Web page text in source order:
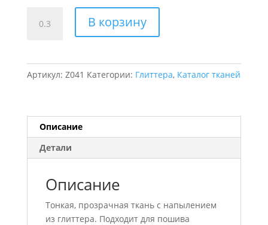
товара
В корзину
Артикул: Z041 Категории: Глиттера, Каталог тканей
Описание
Детали
Описание
Тонкая, прозрачная ткань с напылением
из глиттера. Подходит для пошива